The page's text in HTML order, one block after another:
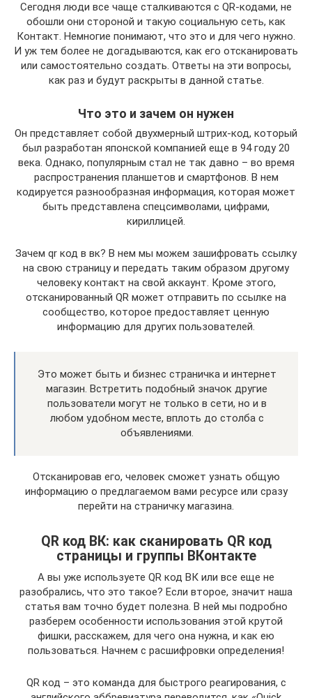
Сегодня люди все чаще сталкиваются с QR-кодами, не
обошли они стороной и такую социальную сеть, как
Контакт. Немногие понимают, что это и для чего нужно.
И уж тем более не догадываются, как его отсканировать
или самостоятельно создать. Ответы на эти вопросы,
как раз и будут раскрыты в данной статье.
Что это и зачем он нужен
Он представляет собой двухмерный штрих-код, который
был разработан японской компанией еще в 94 году 20
века. Однако, популярным стал не так давно – во время
распространения планшетов и смартфонов. В нем
кодируется разнообразная информация, которая может
быть представлена спецсимволами, цифрами,
кириллицей.
Зачем qr код в вк? В нем мы можем зашифровать ссылку
на свою страницу и передать таким образом другому
человеку контакт на свой аккаунт. Кроме этого,
отсканированный QR может отправить по ссылке на
сообщество, которое предоставляет ценную
информацию для других пользователей.
Это может быть и бизнес страничка и интернет
магазин. Встретить подобный значок другие
пользователи могут не только в сети, но и в
любом удобном месте, вплоть до столба с
объявлениями.
Отсканировав его, человек сможет узнать общую
информацию о предлагаемом вами ресурсе или сразу
перейти на страничку магазина.
QR код ВК: как сканировать QR код
страницы и группы ВКонтакте
А вы уже используете QR код ВК или все еще не
разобрались, что это такое? Если второе, значит наша
статья вам точно будет полезна. В ней мы подробно
разберем особенности использования этой крутой
фишки, расскажем, для чего она нужна, и как ею
пользоваться. Начнем с расшифровки определения!
QR код – это команда для быстрого реагирования, с